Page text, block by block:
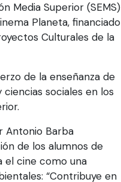
Media Superior (SEMS)
Planeta, financiado
Culturales de la
de la enseñanza de
sociales en los
Antonio Barba
de los alumnos de
el cine como una
“Contribuye en